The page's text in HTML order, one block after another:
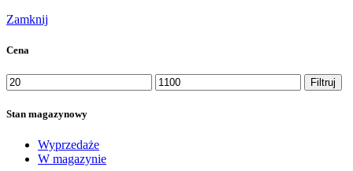
Zamknij
Cena
Cena
min
Cena
max
Filtruj
Stan magazynowy
Wyprzedaże
W magazynie